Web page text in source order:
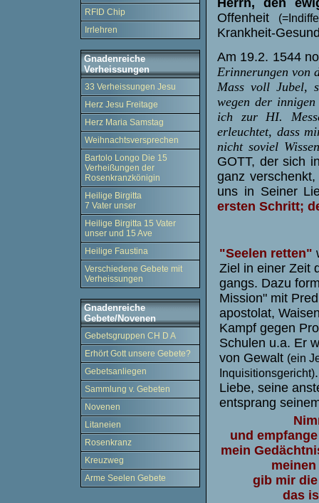
RFID Chip
Irrlehren
Gnadenreiche
Verheissungen
33 Verheissungen Jesu
Herz Jesu Freitage
Herz Maria Samstag
Weihnachtsversprechen
Bartolo Longo Die 15
Verheißungen der
Rosenkranzkönigin
Heilige Birgitta
7 Vater unser
Heilige Birgitta 15 Vater
unser und 15 Ave
Heilige Faustina
Verschiedene Gebete mit
Verheissungen
Gnadenreiche
Gebete/Novenen
Gebetsgruppen CH D A
Erhört Gott unsere Gebete?
Gebetsanliegen
Sammlung v. Gebeten
Novenen
Litaneien
Rosenkranz
Kreuzweg
Arme Seelen Gebete
Offenheit
Krankheit-
Am 19.2. 1544
Erinnerungen von
Mass voll Jubel,
wegen der
ich zur HI.
erleuchtet, dass
nicht soviel
GOTT, der sich
ganz
uns in Seiner
ersten Schritt;
"Seelen retten"
Ziel in einer Zeit
gangs. Dazu
Mission" mit
apostolat,
Kampf gegen
Schulen u.a. Er
von Gewalt (ein
Inquisitionsgericht)
Liebe, seine
entsprang
und
mein
gib mir
das